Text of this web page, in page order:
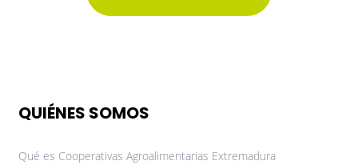
QUIÉNES SOMOS
Qué es Cooperativas Agroalimentarias Extremadura